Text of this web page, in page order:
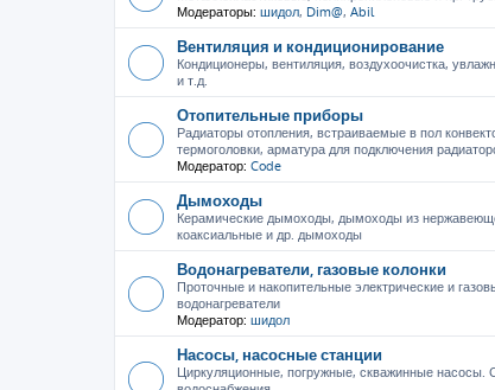
Модераторы: шидол, Dim@, Abil
Вентиляция и кондиционирование
Кондиционеры, вентиляция, воздухоочистка,
и т.д.
Отопительные приборы
Радиаторы отопления, встраиваемые в пол
термоголовки, арматура для подключения
Модератор: Code
Дымоходы
Керамические дымоходы, дымоходы из
коаксиальные и др. дымоходы
Водонагреватели, газовые колонки
Проточные и накопительные электрические и
водонагреватели
Модератор: шидол
Насосы, насосные станции
Циркуляционные, погружные, скважинные насосы.